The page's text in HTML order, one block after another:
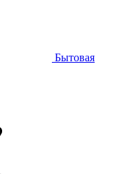
Бытовая